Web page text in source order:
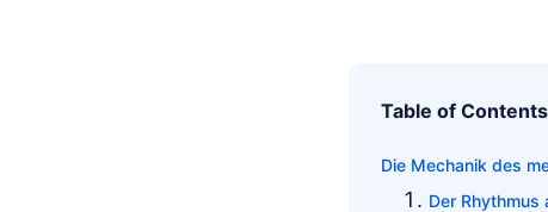
Table of Contents
Die Mechanik des
Der Rhythmus